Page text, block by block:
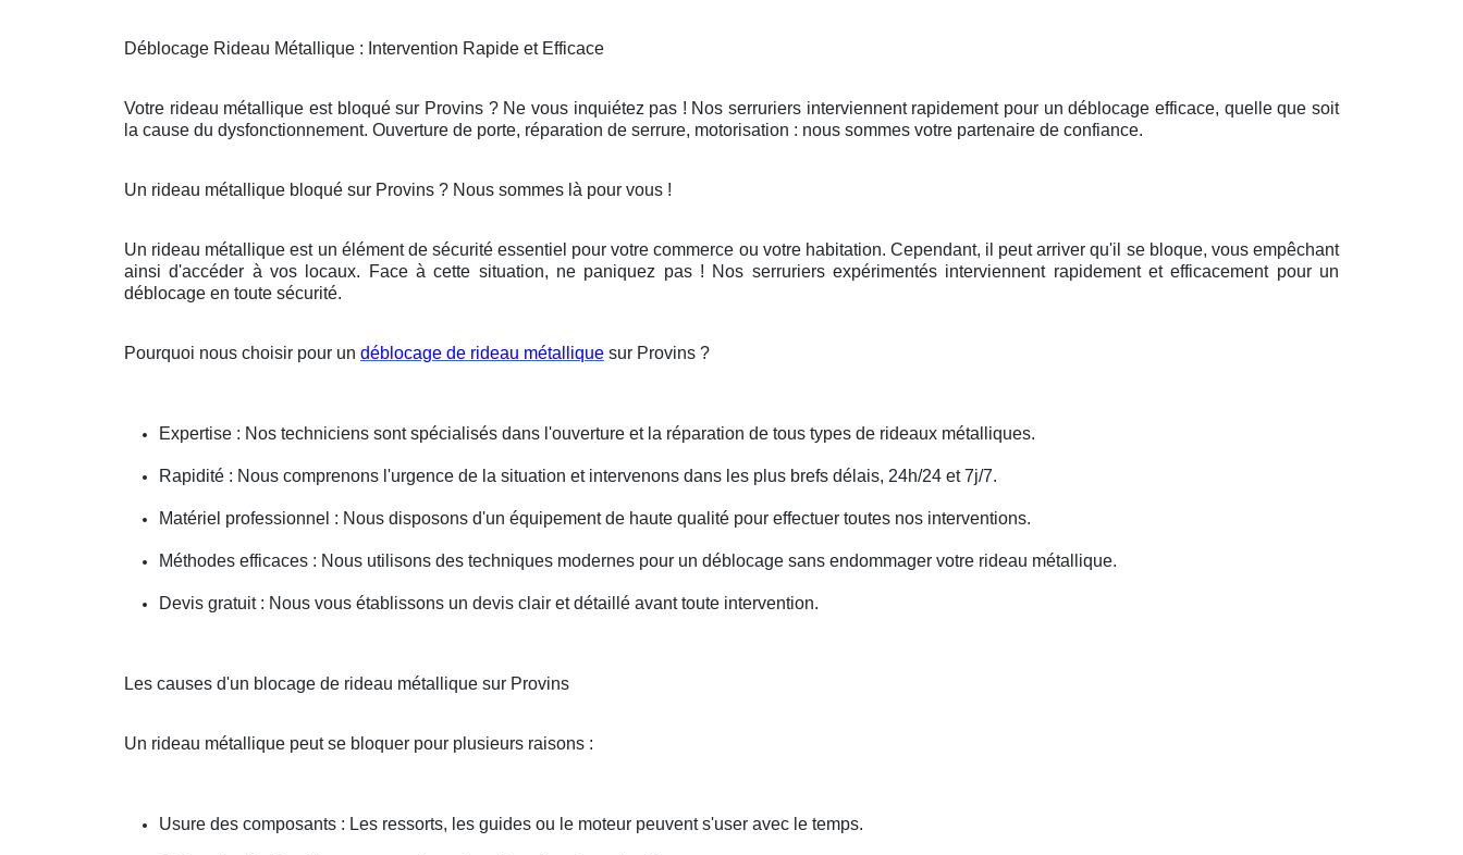
Déblocage Rideau Métallique : Intervention Rapide et Efficace
Votre rideau métallique est bloqué sur Provins ? Ne vous inquiétez pas ! Nos serruriers interviennent rapidement pour un déblocage efficace, quelle que soit
la cause du dysfonctionnement. Ouverture de porte, réparation de serrure, motorisation : nous sommes votre partenaire de confiance.
Un rideau métallique bloqué sur Provins ? Nous sommes là pour vous !
Un rideau métallique est un élément de sécurité essentiel pour votre commerce ou votre habitation. Cependant, il peut arriver qu'il se bloque, vous empêchant
ainsi d'accéder à vos locaux. Face à cette situation, ne paniquez pas ! Nos serruriers expérimentés interviennent rapidement et efficacement pour un
déblocage en toute sécurité.
Pourquoi nous choisir pour un déblocage de rideau métallique sur Provins ?
Expertise : Nos techniciens sont spécialisés dans l'ouverture et la réparation de tous types de rideaux métalliques.
Rapidité : Nous comprenons l'urgence de la situation et intervenons dans les plus brefs délais, 24h/24 et 7j/7.
Matériel professionnel : Nous disposons d'un équipement de haute qualité pour effectuer toutes nos interventions.
Méthodes efficaces : Nous utilisons des techniques modernes pour un déblocage sans endommager votre rideau métallique.
Devis gratuit : Nous vous établissons un devis clair et détaillé avant toute intervention.
Les causes d'un blocage de rideau métallique sur Provins
Un rideau métallique peut se bloquer pour plusieurs raisons :
Usure des composants : Les ressorts, les guides ou le moteur peuvent s'user avec le temps.